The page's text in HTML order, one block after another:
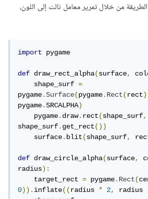
screen.blit(horizontal_line , (
خطين أحدهما أحمر والثاني أزرق وعندما
من خلال تمرير معامل ثالث إلى اللون،
import pygame
def draw_rect_alpha(surface,
    shape_surf
=
pygame.Surface(pygame.Rect(rect
pygame.SRCALPHA)
    pygame
.draw.rect(shape_surf,
shape_surf.get_rect())
    surface
.blit(shape_surf,
def draw_circle_alpha(surface,
radius):
    target_rect
= pygame.Rect(
0)).inflate((radius * 2,